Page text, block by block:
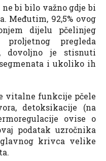
bi bilo važno gdje bi
Međutim, 92,5% ovog
dijelu pčelinjeg
pregleda
dovoljno je stisnuti
i ukoliko ih
vitalne funkcije pčele
detoksikacije (na
ovise o
podatak uzročnika
krivca velike